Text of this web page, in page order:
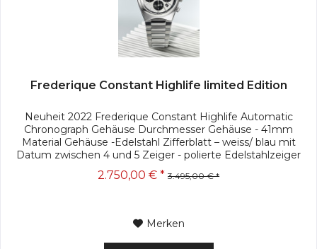
Frederique Constant Highlife limited Edition
Neuheit 2022 Frederique Constant Highlife Automatic
Chronograph Gehäuse Durchmesser Gehäuse - 41mm
Material Gehäuse -Edelstahl Zifferblatt – weiss/ blau mit
Datum zwischen 4 und 5 Zeiger - polierte Edelstahlzeiger
mit Leuchtmasse Glas -...
2.750,00 € * 3.495,00 € *
Merken